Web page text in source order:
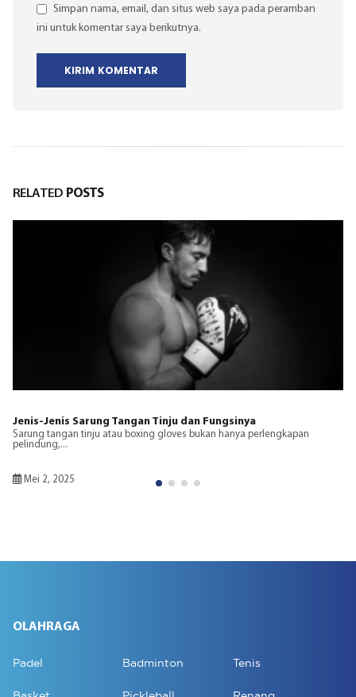
Simpan nama, email, dan situs web saya pada peramban
ini untuk komentar saya berikutnya.
RELATED POSTS
Sarung Tangan Tinju dan Fungsinya
tinju atau boxing gloves bukan hanya perlengkapan
Ring tinju
OLAHRAGA
Padel Badminton Tenis